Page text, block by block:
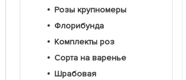
Розы крупномеры
Флорибунда
Комплекты роз
Сорта на варенье
Шрабовая